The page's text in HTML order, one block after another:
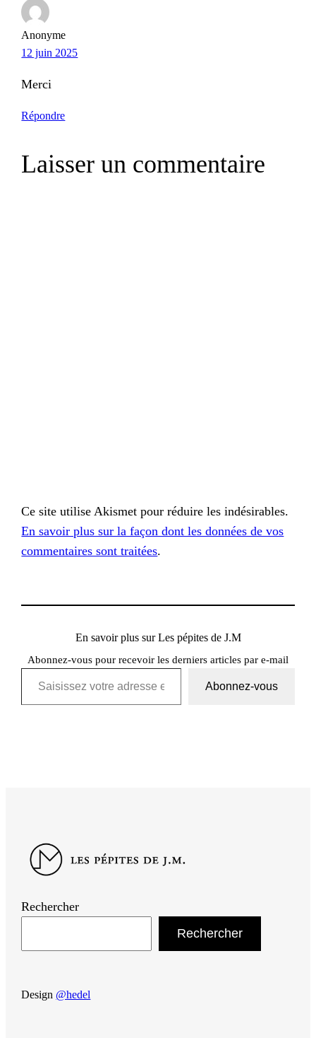
Anonyme
12 juin 2025
Merci
Répondre
Laisser un commentaire
Ce site utilise Akismet pour réduire les indésirables.
En savoir plus sur la façon dont les données de vos
commentaires sont traitées.
En savoir plus sur Les pépites de J.M
Abonnez-vous pour recevoir les derniers articles par e-mail
Saisissez votre adresse e-mail…
Abonnez-vous
Rechercher
Rechercher
Design @hedel